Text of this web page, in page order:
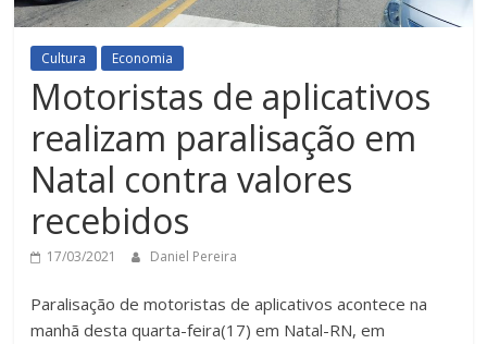
Cultura Economia
Motoristas de aplicativos
realizam paralisação em
Natal contra valores
recebidos
17/03/2021 Daniel Pereira
Paralisação de motoristas de aplicativos acontece na
manhã desta quarta-feira(17) em Natal-RN, em